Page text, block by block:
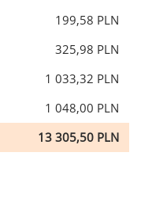
199,58 PLN
325,98 PLN
1 033,32 PLN
1 048,00 PLN
13 305,50 PLN